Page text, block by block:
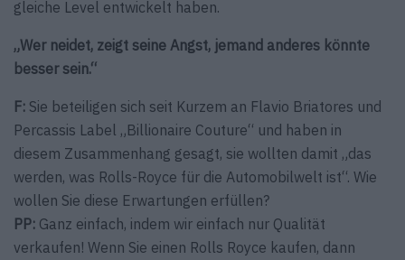
gleiche Level entwickelt haben.
„Wer neidet, zeigt seine Angst, jemand anderes könnte
besser sein.“
F: Sie beteiligen sich seit Kurzem an Flavio Briatores und
Percassis Label „Billionaire Couture“ und haben in
diesem Zusammenhang gesagt, sie wollten damit „das
werden, was Rolls-Royce für die Automobilwelt ist“. Wie
wollen Sie diese Erwartungen erfüllen?
PP: Ganz einfach, indem wir einfach nur Qualität
verkaufen! Wenn Sie einen Rolls Royce kaufen, dann